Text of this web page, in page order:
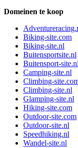
Domeinen te koop
Biking-site.com
Biking-site.nl
Buitensportsite.nl
Buitensport-site.nl
Camping-site.nl
Climbing-
Climbing-site.nl
Glamping-site.nl
Hiking-site.com
Outdoor-site.com
Outdoor-site.nl
Speedhiking.nl
Wandel-site.nl